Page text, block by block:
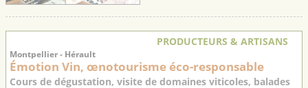
PRODUCTEURS & ARTISANS
Montpellier - Hérault
Émotion Vin, œnotourisme éco-responsable
Cours de dégustation, visite de domaines viticoles, balades